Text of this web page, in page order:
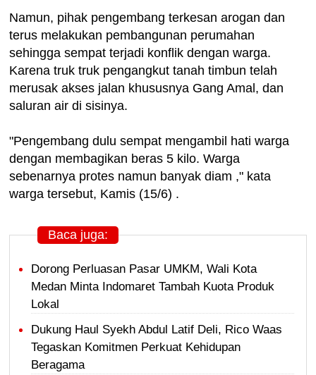
Namun, pihak pengembang terkesan arogan dan
terus melakukan pembangunan perumahan
sehingga sempat terjadi konflik dengan warga.
Karena truk truk pengangkut tanah timbun telah
merusak akses jalan khususnya Gang Amal, dan
saluran air di sisinya.
"Pengembang dulu sempat mengambil hati warga
dengan membagikan beras 5 kilo. Warga
sebenarnya protes namun banyak diam ," kata
warga tersebut, Kamis (15/6) .
Baca juga:
Dorong Perluasan Pasar UMKM, Wali Kota
Medan Minta Indomaret Tambah Kuota Produk
Lokal
Dukung Haul Syekh Abdul Latif Deli, Rico Waas
Tegaskan Komitmen Perkuat Kehidupan
Beragama